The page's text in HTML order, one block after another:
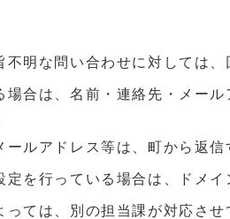
明な問い合わせに対しては、
場合は、名前・連絡先・メー
ルアドレス等は、町から返信
定を行っている場合は、ドメ
ては、別の担当課が対応させ